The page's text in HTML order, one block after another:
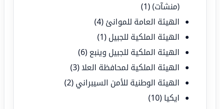
(منشآت)(1)
الهيئة العامة للموانئ (4)
الهيئة الملكية للجبيل (1)
الهيئة الملكية للجبيل وينبع (6)
الهيئة الملكية لمحافظة العلا(3)
الهيئة الوطنية للأمن السيبراني (2)
ايكيا (10)